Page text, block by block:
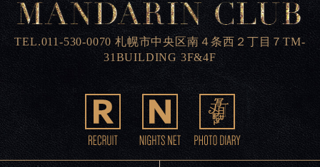
TEL.011-530-0070 札幌市中央区南４条西２丁目７TM-
31BUILDING 3F&4F